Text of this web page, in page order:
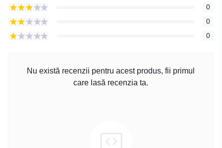
0
0
0
Nu există recenzii pentru acest produs, fii primul
care lasă recenzia ta.